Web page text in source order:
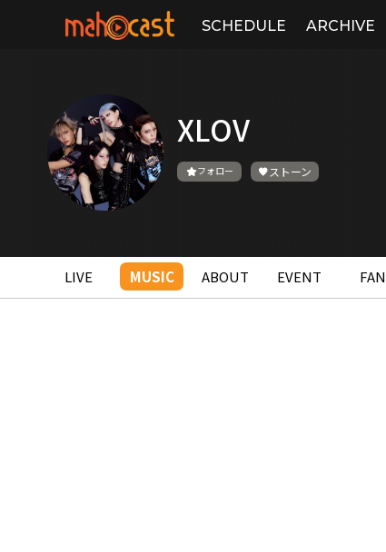
SCHEDULE ARCHIVE
XLOV
フォロー ストーン
LIVE MUSIC ABOUT EVENT FAN